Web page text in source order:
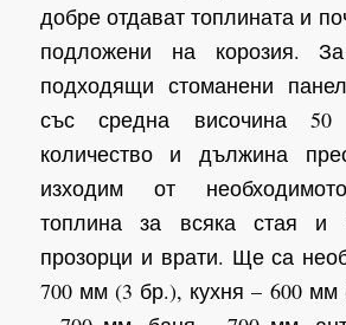
добре отдават топлината и
подложени на корозия.
подходящи стоманени
със средна височина
количество и дължина
изходим от
топлина за всяка стая и
прозорци и врати. Ще са
700 мм (3 бр.), кухня – 600 мм